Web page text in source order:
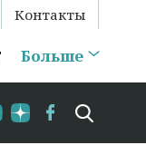
Контакты
Больше